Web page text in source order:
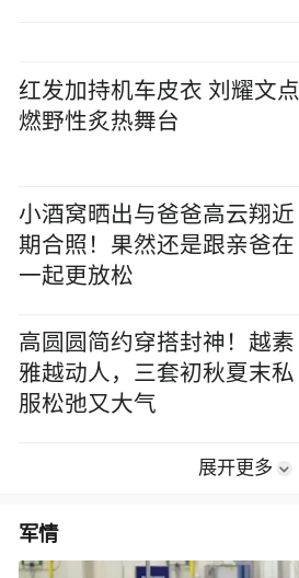
红发加持机车皮衣 刘耀文点
燃野性炙热舞台
小酒窝晒出与爸爸高云翔近
期合照！果然还是跟亲爸在
一起更放松
高圆圆简约穿搭封神！越素
雅越动人，三套初秋夏末私
服松弛又大气
展开更多
军情